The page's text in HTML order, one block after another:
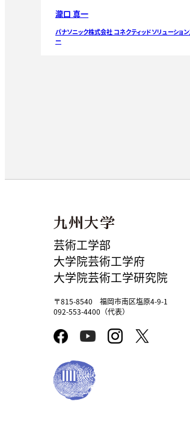
瀧口 真一
パナソニック株式会社 コネクティッドソリューショ
ー
芸術工学部
大学院芸術工学府
大学院芸術工学研究院
〒815-8540 福岡市南区塩原4-9-1
092-553-4400（代表）